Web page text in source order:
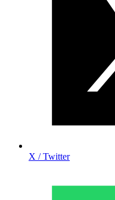
X / Twitter